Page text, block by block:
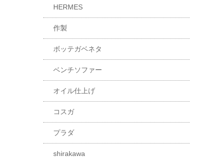
HERMES
作製
ボッテガベネタ
ベンチソファー
オイル仕上げ
コスガ
プラダ
shirakawa